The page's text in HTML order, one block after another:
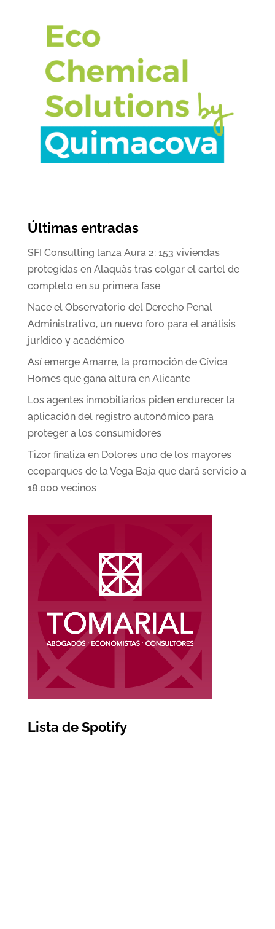
Últimas entradas
SFI Consulting lanza Aura 2: 153 viviendas
protegidas en Alaquàs tras colgar el cartel de
completo en su primera fase
Nace el Observatorio del Derecho Penal
Administrativo, un nuevo foro para el análisis
jurídico y académico
Así emerge Amarre, la promoción de Cívica
Homes que gana altura en Alicante
Los agentes inmobiliarios piden endurecer la
aplicación del registro autonómico para
proteger a los consumidores
Tizor finaliza en Dolores uno de los mayores
ecoparques de la Vega Baja que dará servicio a
18.000 vecinos
Lista de Spotify